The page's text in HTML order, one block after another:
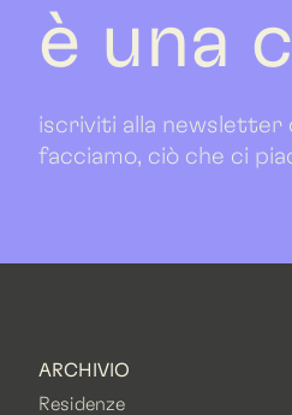
è una
iscriviti alla newsletter
facciamo, ciò che ci
ARCHIVIO
Residenze